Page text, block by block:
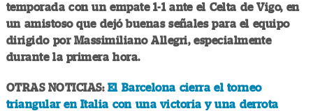
temporada con un empate 1-1 ante el Celta de Vigo, en
un amistoso que dejó buenas señales para el equipo
dirigido por Massimiliano Allegri, especialmente
durante la primera hora.
OTRAS NOTICIAS: El Barcelona cierra el torneo
triangular en Italia con una victoria y una derrota